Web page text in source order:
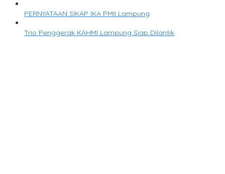
PERNYATAAN SIKAP IKA PMII Lampung
Trio Penggerak KAHMI Lampung Siap Dilantik